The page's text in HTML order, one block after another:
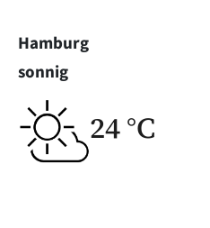
Hamburg
sonnig
24 °C